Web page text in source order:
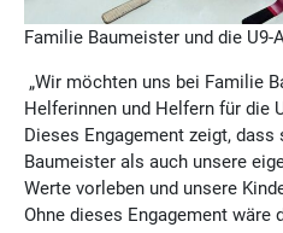
Familie Baumeister und die U9-
„Wir möchten uns bei Familie
Helferinnen und Helfern für die
Dieses Engagement zeigt,
Baumeister als auch unsere
Werte vorleben und unsere
Ohne dieses Engagement wäre